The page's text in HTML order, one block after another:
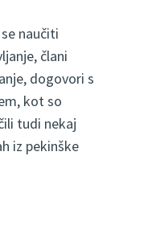
naučiti
člani
dogovori s
kot so
tudi nekaj
iz pekinške